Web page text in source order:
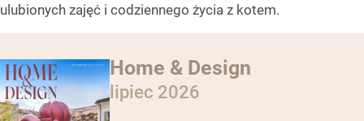
ulubionych zajęć i codziennego życia z kotem.
Home & Design
lipiec 2026